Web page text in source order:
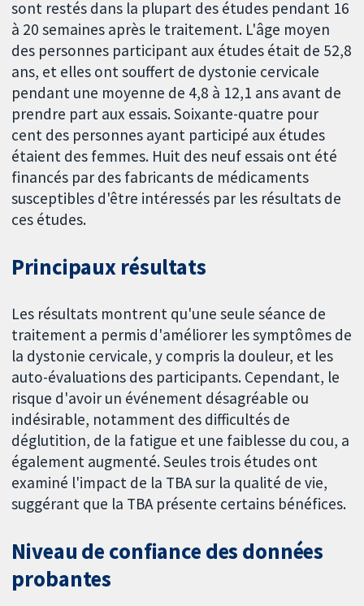
sont restés dans la plupart des études pendant 16
à 20 semaines après le traitement. L'âge moyen
des personnes participant aux études était de 52,8
ans, et elles ont souffert de dystonie cervicale
pendant une moyenne de 4,8 à 12,1 ans avant de
prendre part aux essais. Soixante-quatre pour
cent des personnes ayant participé aux études
étaient des femmes. Huit des neuf essais ont été
financés par des fabricants de médicaments
susceptibles d'être intéressés par les résultats de
ces études.
Principaux résultats
Les résultats montrent qu'une seule séance de
traitement a permis d'améliorer les symptômes de
la dystonie cervicale, y compris la douleur, et les
auto-évaluations des participants. Cependant, le
risque d'avoir un événement désagréable ou
indésirable, notamment des difficultés de
déglutition, de la fatigue et une faiblesse du cou, a
également augmenté. Seules trois études ont
examiné l'impact de la TBA sur la qualité de vie,
suggérant que la TBA présente certains bénéfices.
Niveau de confiance des données
probantes